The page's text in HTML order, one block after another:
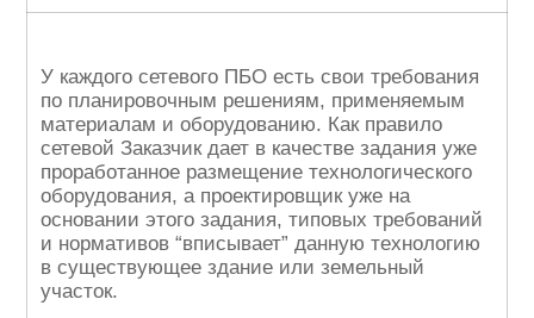
У каждого сетевого ПБО есть свои требования
по планировочным решениям, применяемым
материалам и оборудованию. Как правило
сетевой Заказчик дает в качестве задания уже
проработанное размещение технологического
оборудования, а проектировщик уже на
основании этого задания, типовых требований
и нормативов “вписывает” данную технологию
в существующее здание или земельный
участок.